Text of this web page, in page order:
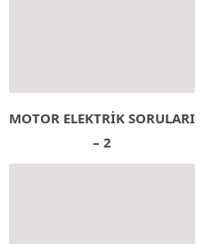
MOTOR ELEKTRİK SORULARI
– 2